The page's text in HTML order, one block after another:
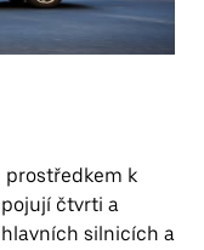
prostředkem k
čtvrti a
silnicích a